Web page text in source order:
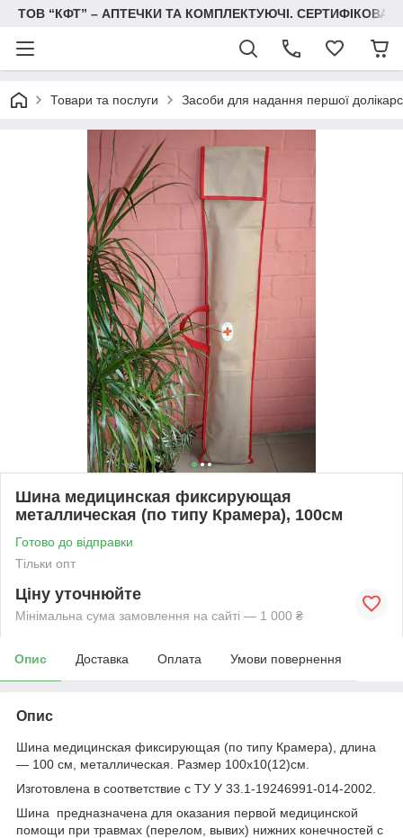
ТОВ “КФТ” – АПТЕЧКИ ТА КОМПЛЕКТУЮЧІ.
Товари та послуги Засоби для надання першої
Шина медицинская фиксирующая
металлическая (по типу Крамера), 100см
Готово до відправки
Тільки опт
Ціну уточнюйте
Мінімальна сума замовлення на сайті — 1 000 ₴
Опис Доставка Оплата Умови повернення
Опис
Шина медицинская фиксирующая (по типу Крамера) , длина
― 100 см, металлическая. Размер 100х10(12)см.
Изготовлена в соответствие с ТУ У 33.1-19246991-014-2002.
Шина предназначена для оказания первой медицинской
помощи при травмах (перелом, вывих) нижних конечностей с